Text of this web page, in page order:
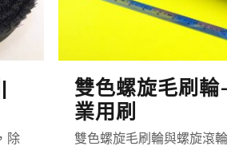
除
雙色螺旋毛刷輪
業用刷
雙色螺旋毛刷輪與螺旋滾